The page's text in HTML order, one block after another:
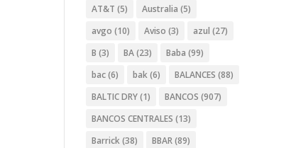
AT&T (5) Australia (5)
avgo (10) Aviso (3) azul (27)
B (3) BA(23) Baba (99)
bac(6) bak(6) BALANCES (88)
BALTIC DRY(1) BANCOS (907)
BANCOS CENTRALES (13)
Barrick(38) BBAR(89)